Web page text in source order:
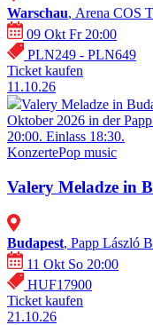
Warschau, Arena COS
09 Okt Fr 20:00
PLN249 - PLN649
Ticket kaufen
11.10.26
Valery Meladze in
Oktober 2026 in der
20:00. Einlass 18:30.
KonzertePop music
Valery Meladze in
Budapest, Papp László
11 Okt So 20:00
HUF17900
Ticket kaufen
21.10.26